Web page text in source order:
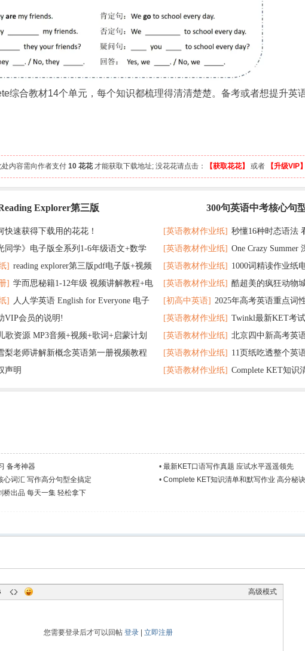
综合教材14个单元，每个知识都梳理得清清楚楚。备考或者想提升英
处内容需向作者支付 10 花花才能获取下载地址; 没花花请点击： 【获取花花】 或者 【升级VIP】
Explorer第三版
快速获得下载用的花花！
同学》电子版全系列1-6年级语文+数学
] reading explorer第三版pdf电子版+视频
盘下载
] 学而思秘籍1-12年级 视频讲解教程+电
度网盘
] 人人学英语 English for Everyone 电子
载
VIP会员的说明!
歌资源 MP3音频+视频+歌词+启蒙计划
梨老师讲解新概念英语第一册视频教程
声明
300句英语中考核心句
记 随便拿分
[英语教材作业纸] 秒懂16种时态语法
了
[英语教材作业纸] One Crazy Summer
个暑假读太应景了
[英语教材作业纸] 1000词精读作业纸
教材超好用
[英语教材作业纸] 酷超美的疯狂动物
在完成时
[初高中英语] 2025年高考英语重点词
[英语教材作业纸] Twinkl最新KET考
[英语教材作业纸] 北京四中新高考英
题 可下载打印
[英语教材作业纸] 11页纸吃透整个英
打印
[英语教材作业纸] Complete KET知识
备考神器 • 最新KET口语写作真题 应试水平遥遥领先
心词汇 写作高分句型全搞定 • Complete KET知识清单和默写作业 高分秘诀
桥出品 每天一集 轻松拿下
高级模式
您需要登录后才可以回帖 登录| 立即注册